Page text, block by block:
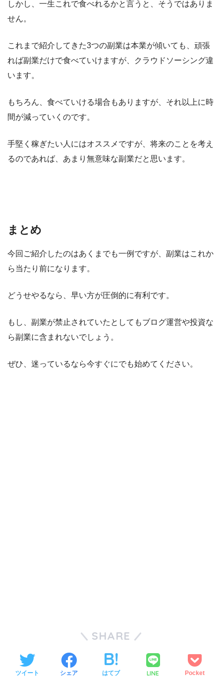
しかし、一生これで食べれるかと言うと、そうではありま
せん。
これまで紹介してきた3つの副業は本業が傾いても、頑張
れば副業だけで食べていけますが、クラウドソーシング違
います。
もちろん、食べていける場合もありますが、それ以上に時
間が減っていくのです。
手堅く稼ぎたい人にはオススメですが、将来のことを考え
るのであれば、あまり無意味な副業だと思います。
まとめ
今回ご紹介したのはあくまでも一例ですが、副業はこれか
ら当たり前になります。
どうせやるなら、早い方が圧倒的に有利です。
もし、副業が禁止されていたとしてもブログ運営や投資な
ら副業に含まれないでしょう。
ぜひ、迷っているなら今すぐにでも始めてください。
SHARE
ツイート シェア はてブ LINE Pocket